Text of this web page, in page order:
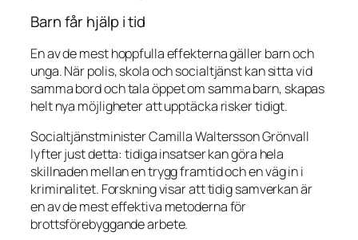
Barn får hjälp i tid
En av de mest hoppfulla effekterna gäller barn och
unga. När polis, skola och socialtjänst kan sitta vid
samma bord och tala öppet om samma barn, skapas
helt nya möjligheter att upptäcka risker tidigt.
Socialtjänstminister Camilla Waltersson Grönvall
lyfter just detta: tidiga insatser kan göra hela
skillnaden mellan en trygg framtid och en väg in i
kriminalitet. Forskning visar att tidig samverkan är
en av de mest effektiva metoderna för
brottsförebyggande arbete.